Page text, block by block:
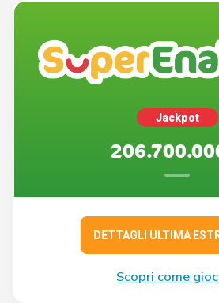
Jackpot
DETTAGLI ULTIMA
Scopri come